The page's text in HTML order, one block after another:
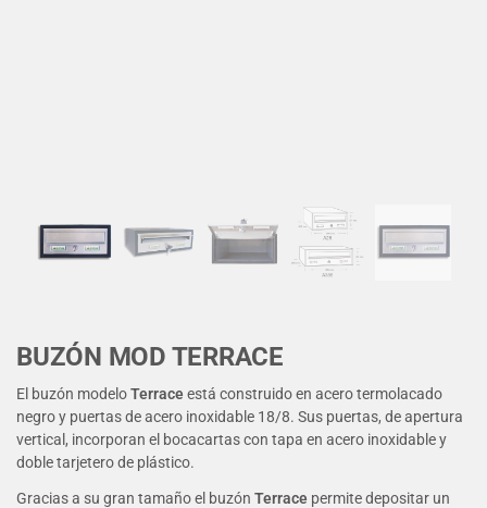
BUZÓN MOD TERRACE
El buzón modeloTerrace está construido en acero termolacado
negro y puertas de acero inoxidable 18/8. Sus puertas, de apertura
vertical, incorporan el bocacartas con tapa en acero inoxidable y
doble tarjetero de plástico.
Gracias a su gran tamaño el buzón Terrace permite depositar un